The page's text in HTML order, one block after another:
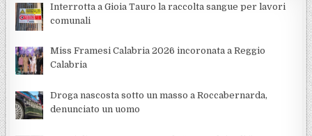
Interrotta a Gioia Tauro la raccolta sangue per lavori
comunali
Miss Framesi Calabria 2026 incoronata a Reggio
Calabria
Droga nascosta sotto un masso a Roccabernarda,
denunciato un uomo